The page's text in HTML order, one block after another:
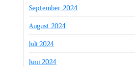
September 2024
August 2024
Juli 2024
Juni 2024